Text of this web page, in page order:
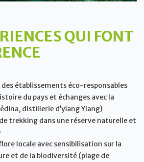
QUI FONT
établissements éco-responsables
du pays et échanges avec la
distillerie d’ylang Ylang)
trekking dans une réserve naturelle et
locale avec sensibilisation sur la
et de la biodiversité (plage de